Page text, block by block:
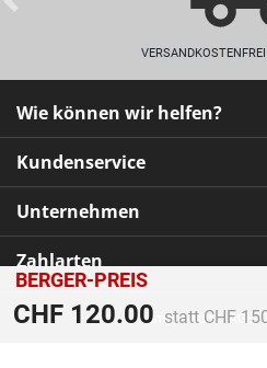
BERGER-PREIS
CHF 120.00 Preis
statt CHF
Previous
Wie können wir helfen?
Kundenservice
Unternehmen
Zahlarten
Impressum • AGB•